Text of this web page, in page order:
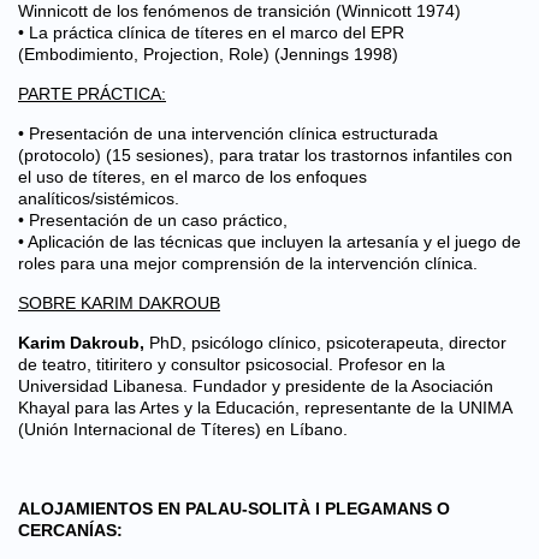
Winnicott de los fenómenos de transición (Winnicott 1974)
• La práctica clínica de títeres en el marco del EPR
(Embodimiento, Projection, Role) (Jennings 1998)
PARTE PRÁCTICA:
• Presentación de una intervención clínica estructurada
(protocolo) (15 sesiones), para tratar los trastornos infantiles con
el uso de títeres, en el marco de los enfoques
analíticos/sistémicos.
• Presentación de un caso práctico,
• Aplicación de las técnicas que incluyen la artesanía y el juego de
roles para una mejor comprensión de la intervención clínica.
SOBRE KARIM DAKROUB
Karim Dakroub, PhD, psicólogo clínico, psicoterapeuta, director
de teatro, titiritero y consultor psicosocial. Profesor en la
Universidad Libanesa. Fundador y presidente de la Asociación
Khayal para las Artes y la Educación, representante de la UNIMA
(Unión Internacional de Títeres) en Líbano.
ALOJAMIENTOS EN PALAU-SOLITÀ I PLEGAMANS O
CERCANÍAS: